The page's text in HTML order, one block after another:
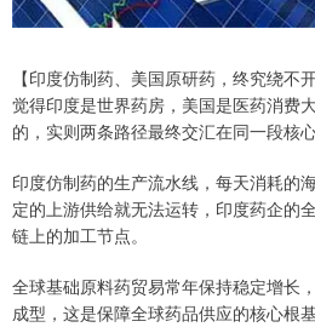
【印度仿制药、美国原研药，终究绕不
觉得印度是世界药房，美国是医药消费
的，实则两条路径最终交汇在同一段核
印度仿制药的生产流水线，每天消耗的
定的上游供给就无法运转，印度药企的
链上的加工节点。
全球基础原料药贸易常年保持稳定增长
成型，这是保障全球药品供应的核心根基